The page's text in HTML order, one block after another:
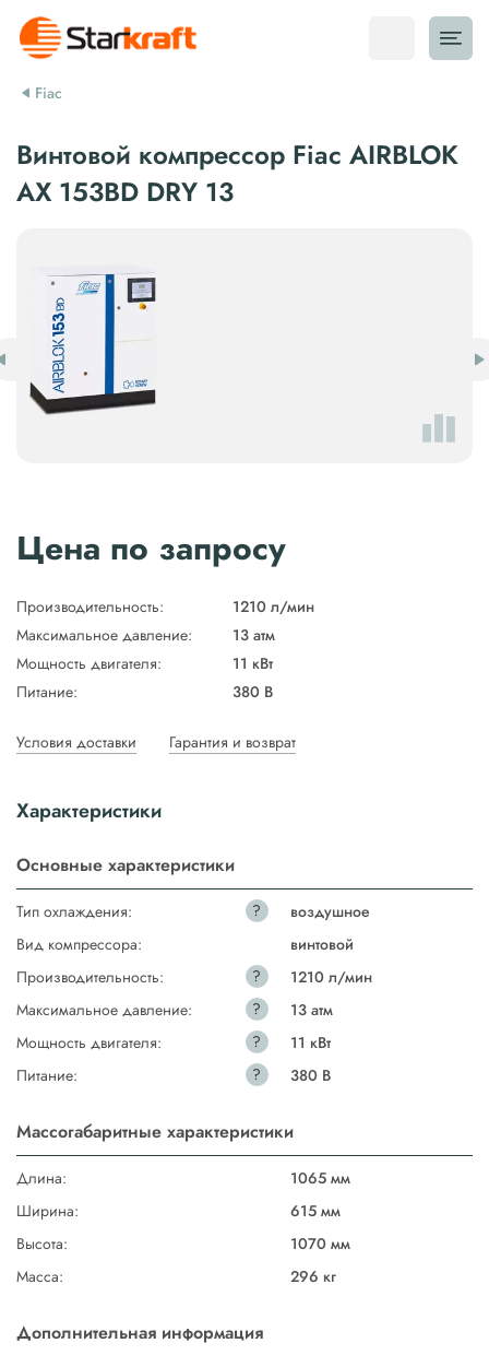
Fiac
Винтовой компрессор Fiac AIRBLOK
AX 153BD DRY 13
Цена по запросу
Производительность:
1210 л/мин
Максимальное давление:
13 атм
Мощность двигателя:
11 кВт
Питание:
380 В
Условия доставки Гарантия и возврат
Характеристики
Основные характеристики
Тип охлаждения: ?
воздушное
Вид компрессора:
винтовой
Производительность:
?
1210 л/мин
Максимальное давление:
?
13 атм
Мощность двигателя:
?
11 кВт
Питание:
? 380 В
Массогабаритные характеристики
Длина:
1065 мм
Ширина:
615 мм
Высота:
1070 мм
Масса:
296 кг
Дополнительная информация